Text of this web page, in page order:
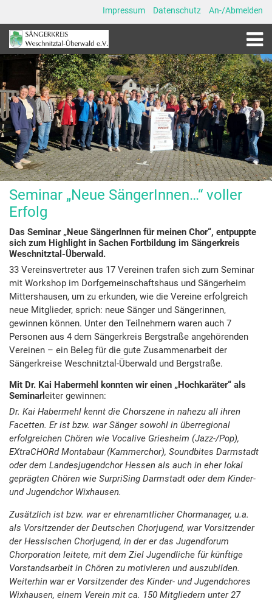
Impressum Datenschutz An-/Abmelden
Seminar „Neue SängerInnen…“ voller
Erfolg
Das Seminar „Neue SängerInnen für meinen Chor“, entpuppte
sich zum Highlight in Sachen Fortbildung im Sängerkreis
Weschnitztal-Überwald.
33 Vereinsvertreter aus 17 Vereinen trafen sich zum Seminar
mit Workshop im Dorfgemeinschaftshaus und Sängerheim
Mittershausen, um zu erkunden, wie die Vereine erfolgreich
neue Mitglieder, sprich: neue Sänger und Sängerinnen,
gewinnen können. Unter den Teilnehmern waren auch 7
Personen aus 4 dem Sängerkreis Bergstraße angehörenden
Vereinen – ein Beleg für die gute Zusammenarbeit der
Sängerkreise Weschnitztal-Überwald und Bergstraße.
Mit Dr. Kai Habermehl konnten wir einen „Hochkaräter“ als
Seminarleiter gewinnen:
Dr. Kai Habermehl kennt die Chorszene in nahezu all ihren
Facetten. Er ist bzw. war Sänger sowohl in überregional
erfolgreichen Chören wie Vocalive Griesheim (Jazz-/Pop),
EXtraCHORd Montabaur (Kammerchor), Soundbites Darmstadt
oder dem Landesjugendchor Hessen als auch in eher lokal
geprägten Chören wie SurpriSing Darmstadt oder dem Kinder-
und Jugendchor Wixhausen.
Zusätzlich ist bzw. war er ehrenamtlicher Chormanager, u.a.
als Vorsitzender der Deutschen Chorjugend, war Vorsitzender
der Hessischen Chorjugend, in der er das Jugendforum
Chorporation leitete, mit dem Ziel Jugendliche für künftige
Vorstandsarbeit in Chören zu motivieren und auszubilden.
Weiterhin war er Vorsitzender des Kinder- und Jugendchores
Wixhausen, einem Verein mit ca. 150 Mitgliedern unter 27